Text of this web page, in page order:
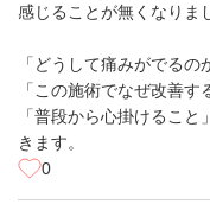
感じることが無くなりま
「どうして痛みがでるの
「この施術でなぜ改善す
「普段から心掛けるこ
きます。
0